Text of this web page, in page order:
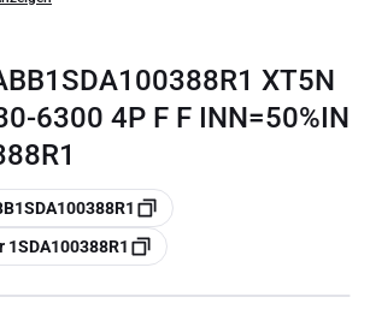
XT5N
6300 4P F F INN=50%IN